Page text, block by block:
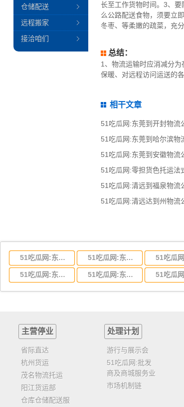
长至工作货物时间。3、
么公路配送食物，须要立
冬枣、等柔嫩的疏菜，充
总结：
1、物流运输时应消减分
保暖、对远程访问运送的
相干文章
51吃瓜网:零担货色托运法
仓储配送
远程搬家
接洽咱们
51吃瓜网:东莞到湖北省物流专线,东莞到湖北省物流公司 51吃瓜网:东莞到河南省物流专线,东莞到河南省物流公司
51吃瓜网:东莞到云南省物流运输,东莞到云南省物流公司 51吃瓜网:东莞到江西省物流专线,东莞到江西省物流公司
主营停业
省际直达
杭州货运
茂名物流托运
阳江货运部
仓库仓储配送服
处理计划
游行与展示会
51吃瓜网:批发
商及商城服务业
市场机制链